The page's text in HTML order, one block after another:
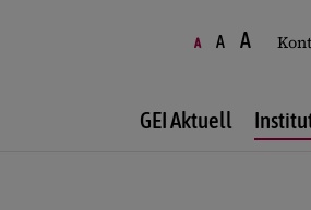
A A A
GEI Aktuell